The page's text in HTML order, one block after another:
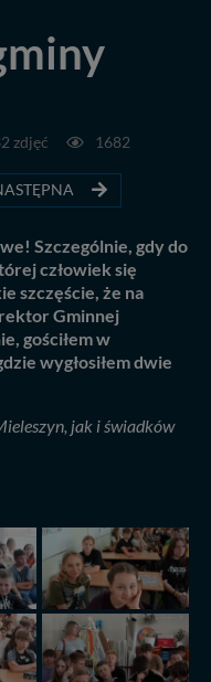
zdjęć 1682
Szczególnie, gdy do
człowiek się
szczęście, że na
Gminnej
gościłem w
wygłosiłem dwie
jak i świadków